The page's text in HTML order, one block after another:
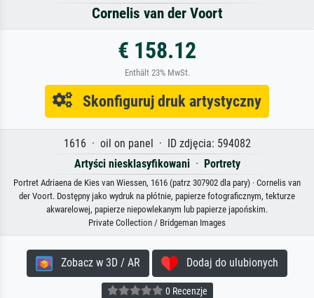
Cornelis van der Voort
€ 158.12
Enthält 23% MwSt.
Skonfiguruj druk artystyczny
1616 · oil on panel · ID zdjęcia: 594082
Artyści niesklasyfikowani· Portrety
Portret Adriaena de Kies van Wiessen, 1616 (patrz 307902 dla pary) · Cornelis van
der Voort. Dostępny jako wydruk na płótnie, papierze fotograficznym, tekturze
akwarelowej, papierze niepowlekanym lub papierze japońskim.
Private Collection / Bridgeman Images
Zobacz w 3D / AR Dodaj do ulubionych
0 Recenzje